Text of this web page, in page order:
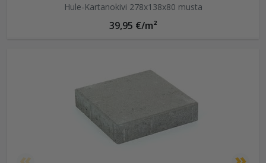
Hule-Kartanokivi 278x138x80 musta
39,95 €/m²